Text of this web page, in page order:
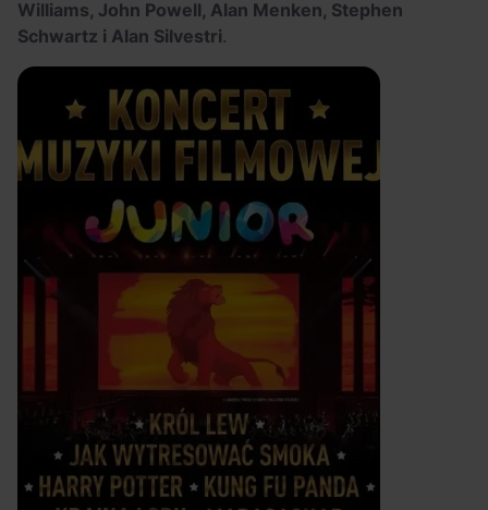
Williams, John Powell, Alan Menken, Stephen
Schwartz i Alan Silvestri.